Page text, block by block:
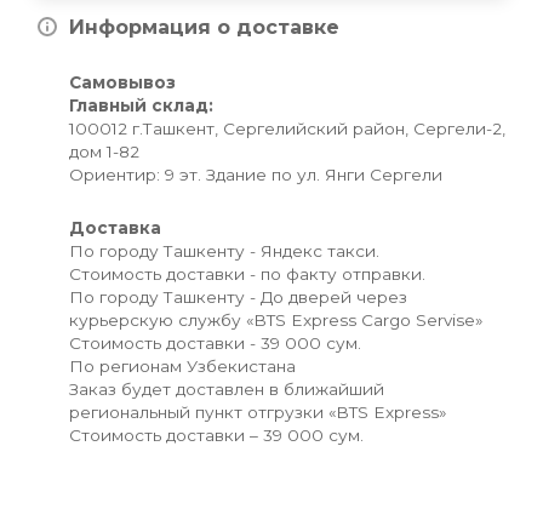
Информация о доставке
Самовывоз
Главный склад:
100012 г.Ташкент, Сергелийский район, Сергели-2,
дом 1-82
Ориентир: 9 эт. Здание по ул. Янги Сергели
Доставка
По городу Ташкенту - Яндекс такси.
Стоимость доставки - по факту отправки.
По городу Ташкенту - До дверей через
курьерскую службу «BTS Express Cargo Servise»
Стоимость доставки - 39 000 сум.
По регионам Узбекистана
Заказ будет доставлен в ближайший
региональный пункт отгрузки «BTS Express»
Стоимость доставки – 39 000 сум.